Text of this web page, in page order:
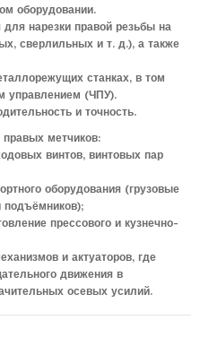
оборудовании.
нарезки правой резьбы на
сверлильных и т. д.), а также
станках, в том
управлением (ЧПУ).
и точность.
метчиков:
винтов, винтовых пар
оборудования (грузовые
подъёмников);
прессового и кузнечно-
и актуаторов, где
движения в
осевых усилий.